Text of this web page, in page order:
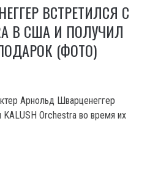
ВСТРЕТИЛСЯ С
В США И ПОЛУЧИЛ
(ФОТО)
Арнольд Шварценеггер
Orchestra во время их